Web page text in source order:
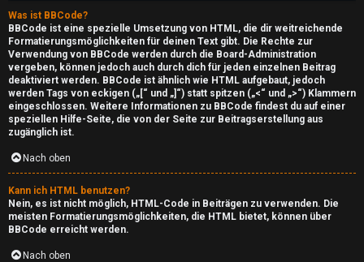
Was ist BBCode?
BBCode ist eine spezielle Umsetzung von HTML, die dir weitreichende
Formatierungsmöglichkeiten für deinen Text gibt. Die Rechte zur
Verwendung von BBCode werden durch die Board-Administration
vergeben, können jedoch auch durch dich für jeden einzelnen Beitrag
deaktiviert werden. BBCode ist ähnlich wie HTML aufgebaut, jedoch
werden Tags von eckigen („[“ und „]“) statt spitzen („<“ und „>“) Klammern
eingeschlossen. Weitere Informationen zu BBCode findest du auf einer
speziellen Hilfe-Seite, die von der Seite zur Beitragserstellung aus
zugänglich ist.
Nach oben
Kann ich HTML benutzen?
Nein, es ist nicht möglich, HTML-Code in Beiträgen zu verwenden. Die
meisten Formatierungsmöglichkeiten, die HTML bietet, können über
BBCode erreicht werden.
Nach oben
O
f
f
-
T
o
p
i
c